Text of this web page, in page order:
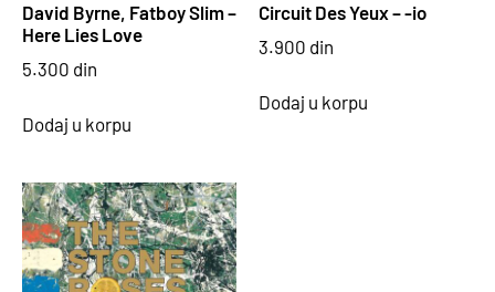
David Byrne, Fatboy Slim –
Here Lies Love
5.300 din
Dodaj u korpu
Circuit Des Yeux – -io
3.900 din
Dodaj u korpu